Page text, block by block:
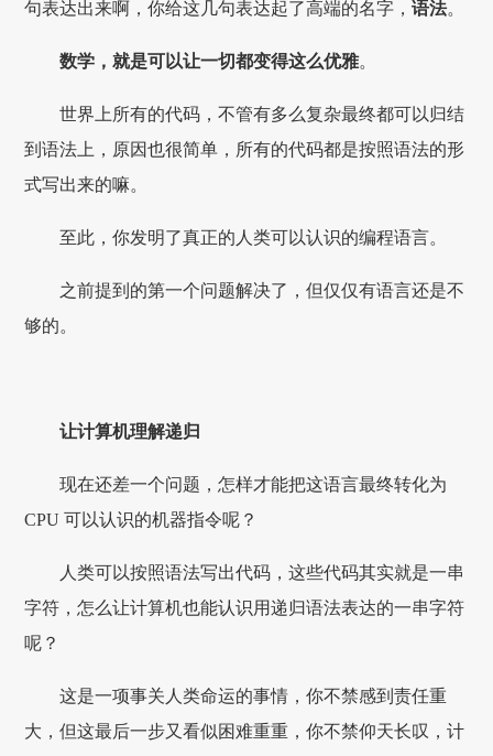
句表达出来啊，你给这几句表达起了高端的名字，语法。
数学，就是可以让一切都变得这么优雅。
世界上所有的代码，不管有多么复杂最终都可以归结
到语法上，原因也很简单，所有的代码都是按照语法的形
式写出来的嘛。
至此，你发明了真正的人类可以认识的编程语言。
之前提到的第一个问题解决了，但仅仅有语言还是不
够的。
让计算机理解递归
现在还差一个问题，怎样才能把这语言最终转化为
CPU 可以认识的机器指令呢？
人类可以按照语法写出代码，这些代码其实就是一串
字符，怎么让计算机也能认识用递归语法表达的一串字符
呢？
这是一项事关人类命运的事情，你不禁感到责任重
大，但这最后一步又看似困难重重，你不禁仰天长叹，计